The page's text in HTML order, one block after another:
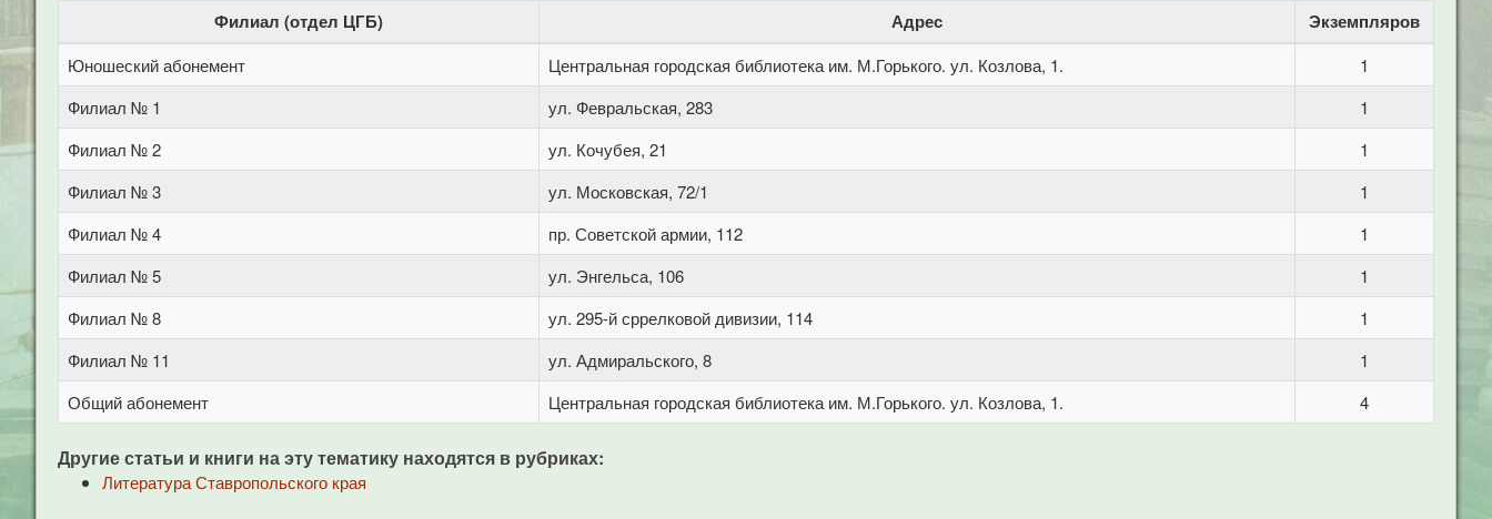
Филиал (отдел ЦГБ) Адрес Экземпляров
Юношеский абонемент Центральная городская библиотека им. М.Горького. ул. Козлова, 1.
1
Филиал № 1
ул. Февральская, 283
1
Филиал № 2
ул. Кочубея, 21
1
Филиал № 3
ул. Московская, 72/1
1
Филиал № 4
пр. Советской армии, 112
1
Филиал № 5
ул. Энгельса, 106
1
Филиал № 8
ул. 295-й сррелковой дивизии, 114
1
Филиал № 11
ул. Адмиральского, 8
1
Общий абонемент
Центральная городская библиотека им. М.Горького. ул. Козлова, 1. 4
Другие статьи и книги на эту тематику находятся в рубриках:
Литература Ставропольского края